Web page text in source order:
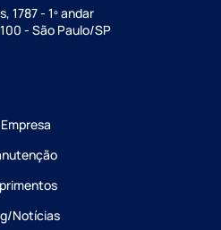
1787 - 1º andar
- São Paulo/SP
Notícias